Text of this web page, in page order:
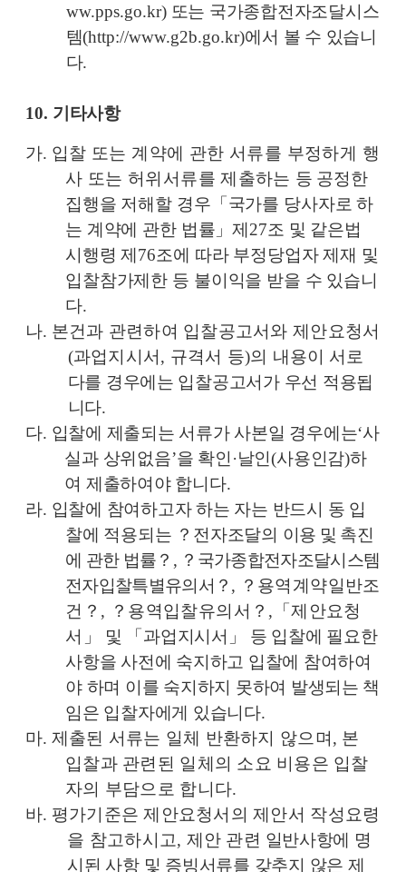
ww.pps.go.kr) 또는 국가종합전자조달시스
템(http://www.g2b.go.kr)에서 볼 수 있습니
다.
10. 기타사항
가. 입찰 또는 계약에 관한 서류를 부정하게 행
사 또는 허위서류를 제출하는 등 공정한
집행을 저해할 경우 「 국가를 당사자로 하
는 계약에 관한 법률 」제 27조 및 같은법
시행령 제 76조에 따라 부정당업자 제재 및
입찰참가제한 등 불이익을 받을 수 있습니
다.
나. 본건과 관련하여 입찰공고서와 제안요청서
(과업지시서 , 규격서 등)의 내용이
서로
다를 경우에는 입찰공고서가 우선 적용됩
니다.
다. 입찰에 제출되는 서류가 사본일 경우에는‘사
실과 상위없음’을 확인 ·날인(사용인감)하
여 제출하여야 합니다.
라. 입찰에 참여하고자 하는 자는 반드시 동 입
찰에 적용되는 ？ 전자조달의 이용 및 촉진
에 관한 법률 ？ , ？ 국가종합전자조달시스템
전자입찰특별유의서 ？ , ？ 용역계약일반조
건 ？ , ？ 용역입찰유의서 ？ , 「제안요청
서 」 및 「 과업지시서 」 등 입찰에 필요한
사항을 사전에 숙지하고 입찰에 참여하여
야 하며 이를 숙지하지 못하여 발생되는 책
임은 입찰자에게 있습니다.
마. 제출된 서류는 일체 반환하지 않으며 , 본
입찰과 관련된 일체의 소요 비용은 입찰
자의 부담으로 합니다.
바. 평가기준은 제안요청서의 제안서 작성요령
을 참고하시고, 제안 관련 일반사항에 명
시된 사항 및 증빙서류를 갖추지 않은 제